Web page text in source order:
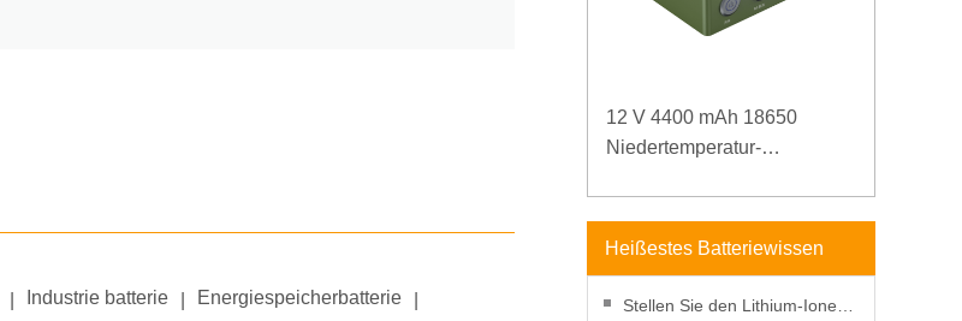
Industrie batterie Energiespeicherbatterie
12 V 4400 mAh 18650
Niedertemperatur-
Heißestes Batteriewissen
Stellen Sie den Lithium-Ionen-